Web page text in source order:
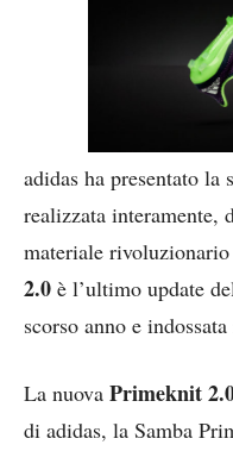
adidas ha presentato la
realizzata interamente,
materiale
2.0 è l’ultimo update
scorso anno e
La nuova Primeknit
di adidas, la Samba